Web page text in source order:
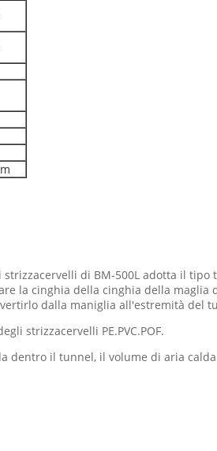
di BM-500L adotta il
la cinghia della cinghia della
dalla maniglia all'estremità del
strizzacervelli PE.PVC.POF.
dentro il tunnel, il volume di aria